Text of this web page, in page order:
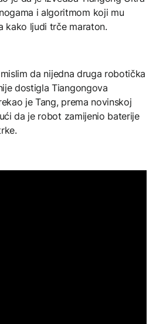
i algoritmom koji mu
kako ljudi trče maraton.
da nijedna druga robotička
dostigla Tiangongova
je Tang, prema novinskoj
da je robot zamijenio baterije